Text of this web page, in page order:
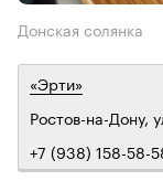
Донская солянка
«Эрти»
Ростов-на-Дону,
+7 (938) 158-58-